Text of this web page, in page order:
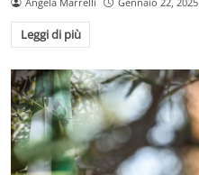
Leggi di più